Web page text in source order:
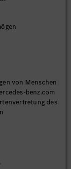
von Menschen
benz.com
des